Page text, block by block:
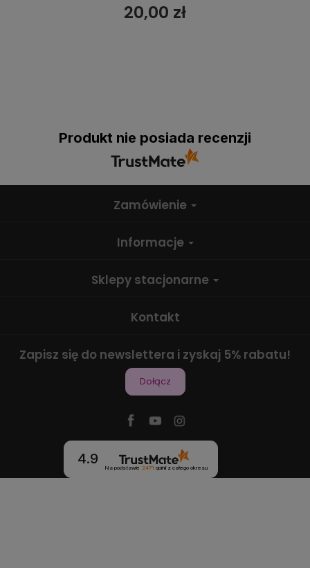
20,00 zł
Produkt nie posiada recenzji
Zamówienie
Informacje
Sklepy stacjonarne
Kontakt
Zapisz się do newslettera i zyskaj 5% rabatu!
Dołącz
4.9
Na podstawie 2471 opinii z całego okresu